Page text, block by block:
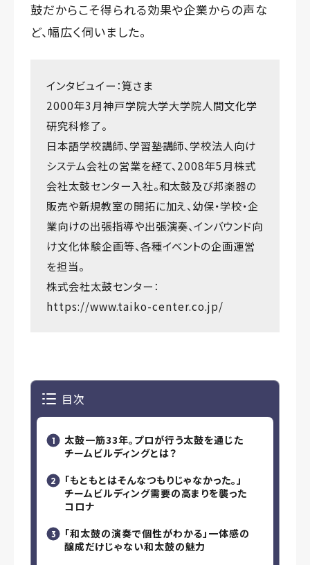
鼓だからこそ得られる効果や企業からの声な
ど、幅広く伺いました。
インタビュイー：筧さま
2000年3月神戸学院大学大学院人間文化学
研究科修了。
日本語学校講師、学習塾講師、学校法人向け
システム会社の営業を経て、2008年5月株式
会社太鼓センター入社。和太鼓及び邦楽器の
販売や新規教室の開拓に加え、幼保・学校・企
業向けの出張指導や出張演奏、インバウンド向
け文化体験企画等、各種イベントの企画運営
を担当。
株式会社太鼓センター：
https://www.taiko-center.co.jp/
目次
太鼓一筋33年。プロが行う太鼓を通じた
チームビルディングとは？
「もともとはそんなつもりじゃなかった。」
チームビルディング需要の高まりを襲った
コロナ
「和太鼓の演奏で個性がわかる」一体感の
醸成だけじゃない和太鼓の魅力